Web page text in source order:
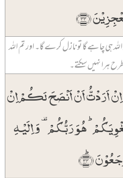
﴿۳۳﴾
ہی چاہے گا تو نازل کرے گا۔ اور تم اللہ
ہرا نہیں سکتے۔
اَرَدۡتُّ اَنۡ اَنۡصَحَ لَکُمۡ اِنۡ
ہُوَ رَبُّکُمۡ ۟ وَ اِلَیۡہِ
﴿ؕ۳۴﴾